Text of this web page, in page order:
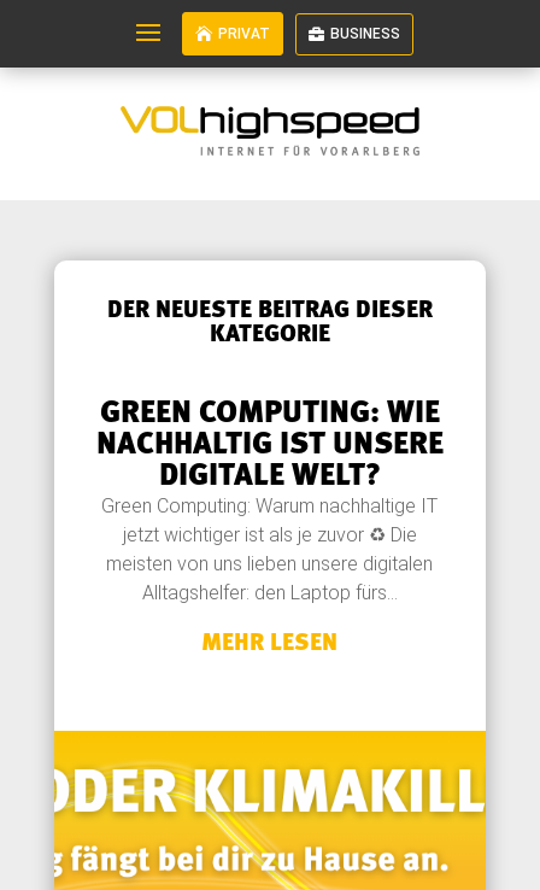
PRIVAT BUSINESS
DER NEUESTE BEITRAG DIESER
KATEGORIE
GREEN COMPUTING: WIE
NACHHALTIG IST UNSERE
DIGITALE WELT?
Green Computing: Warum nachhaltige IT
jetzt wichtiger ist als je zuvor ♻️ Die
meisten von uns lieben unsere digitalen
Alltagshelfer: den Laptop fürs...
MEHR LESEN